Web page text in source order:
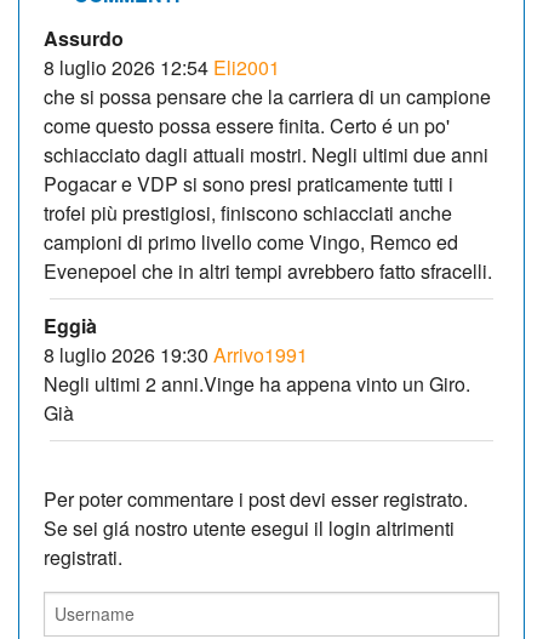
Assurdo
8 luglio 2026 12:54 Eli2001
che si possa pensare che la carriera di un campione
come questo possa essere finita. Certo é un po'
schiacciato dagli attuali mostri. Negli ultimi due anni
Pogacar e VDP si sono presi praticamente tutti i
trofei più prestigiosi, finiscono schiacciati anche
campioni di primo livello come Vingo, Remco ed
Evenepoel che in altri tempi avrebbero fatto sfracelli.
Eggià
8 luglio 2026 19:30 Arrivo1991
Negli ultimi 2 anni.Vinge ha appena vinto un Giro.
Già
Per poter commentare i post devi esser registrato.
Se sei giá nostro utente esegui il login altrimenti
registrati.